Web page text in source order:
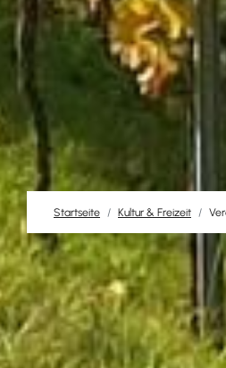
Startseite Kultur & Freizeit